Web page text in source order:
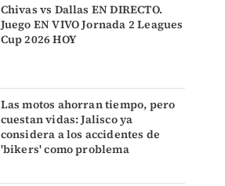
Chivas vs Dallas EN DIRECTO.
Juego EN VIVO Jornada 2 Leagues
Cup 2026 HOY
Las motos ahorran tiempo, pero
cuestan vidas: Jalisco ya
considera a los accidentes de
'bikers' como problema